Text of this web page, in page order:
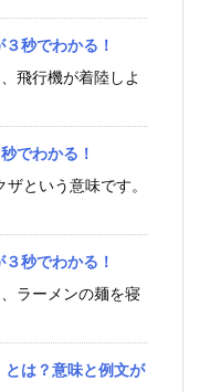
秒でわかる！
飛行機が着陸しよ
でわかる！
という意味です。
秒でわかる！
ラーメンの麺を寝
とは？意味と例文が